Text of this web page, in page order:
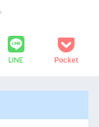
LINE Pocket